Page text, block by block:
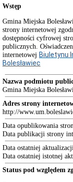
Kierownika
Urzędu
Miasta
Kodeks
Etyki
Certyfikat
ISO
PN-
EN
ISO
9001:2015-
10
Akty
prawne
Statut
Miasta
Bolesławiec
Projekty
uchwał
Rady
Wstęp
Gmina Miejska
strony internetowej
dostępności cyfrowej
publicznych.
internetowej Biuletynu
Bolesławiec
Nazwa podmiotu
Gmina Miejska
Adres strony
http://
Data opublikowania
Data publikacji strony
Data ostatniej
Data ostatniej istotnej
Status pod względem